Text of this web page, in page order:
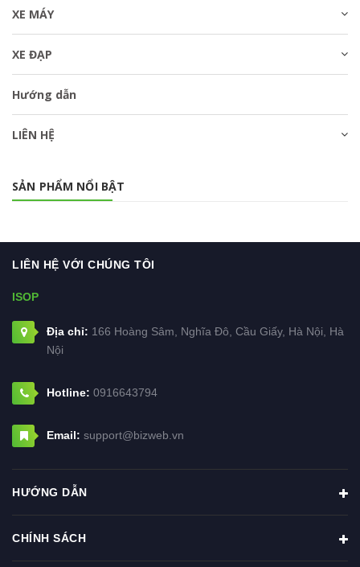
XE MÁY
XE ĐẠP
Hướng dẫn
LIÊN HỆ
SẢN PHẨM NỔI BẬT
LIÊN HỆ VỚI CHÚNG TÔI
ISOP
Địa chỉ: 166 Hoàng Sâm, Nghĩa Đô, Cầu Giấy, Hà Nội, Hà
Nội
Hotline: 0916643794
Email: support@bizweb.vn
HƯỚNG DẪN
CHÍNH SÁCH